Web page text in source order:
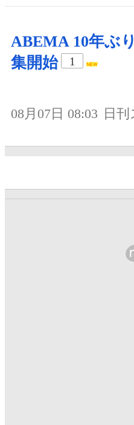
ABEMA 10年ぶ
集開始
1
08月07日 08:03 日